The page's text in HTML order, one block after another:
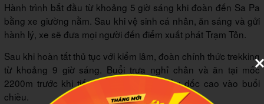
Hành trình bắt đầu từ khoảng 5 giờ sáng khi đoàn đến Sa Pa
bằng xe giường nằm. Sau khi vệ sinh cá nhân, ăn sáng và gửi
hành lý, xe sẽ đưa mọi người đến điểm xuất phát Trạm Tôn.
Sau khi hoàn tất thủ tục với kiểm lâm, đoàn chính thức trekking
từ khoảng 9 giờ sáng. Buổi trưa nghỉ chân và ăn tại mốc
2200m trước khi tiếp tục chặng leo nhiều dốc cao vào buổi
chiều.